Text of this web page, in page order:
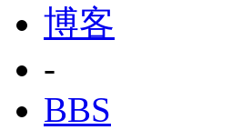
博客
-
BBS